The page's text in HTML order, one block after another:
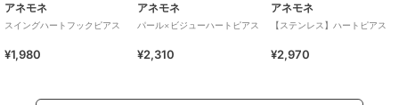
アネモネ
スイングハートフックピアス
¥1,980
アネモネ
パール×ビジューハートピアス
¥2,310
アネモネ
【ステンレス】ハートピアス
¥2,970